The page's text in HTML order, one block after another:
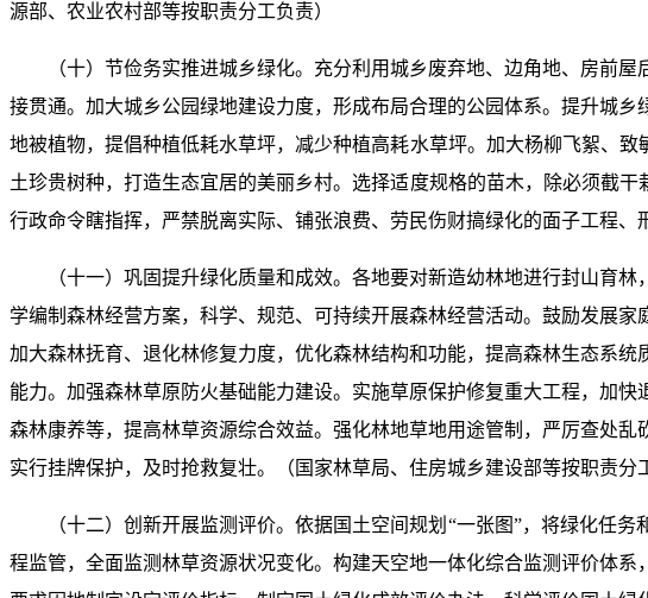
源部、农业农村部等按职责分工负责）
（十）节俭务实推进城乡绿化。充分利用城乡废弃地、边角地、房前
接贯通。加大城乡公园绿地建设力度，形成布局合理的公园体系。提升城
地被植物，提倡种植低耗水草坪，减少种植高耗水草坪。加大杨柳飞絮、
土珍贵树种，打造生态宜居的美丽乡村。选择适度规格的苗木，除必须截
行政命令瞎指挥，严禁脱离实际、铺张浪费、劳民伤财搞绿化的面子工程
（十一）巩固提升绿化质量和成效。各地要对新造幼林地进行封山育
学编制森林经营方案，科学、规范、可持续开展森林经营活动。鼓励发展
加大森林抚育、退化林修复力度，优化森林结构和功能，提高森林生态系
能力。加强森林草原防火基础能力建设。实施草原保护修复重大工程，加
森林康养等，提高林草资源综合效益。强化林地草地用途管制，严厉查处
实行挂牌保护，及时抢救复壮。（国家林草局、住房城乡建设部等按职责分
（十二）创新开展监测评价。依据国土空间规划“一张图”，将绿化任
程监管，全面监测林草资源状况变化。构建天空地一体化综合监测评价体